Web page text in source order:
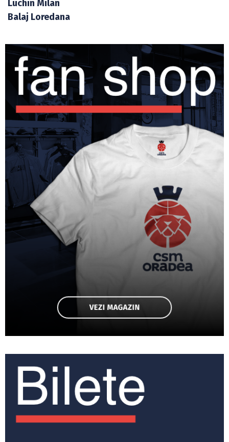
Luchin Milan
Balaj Loredana